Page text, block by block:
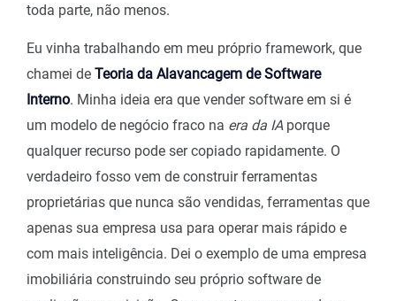
toda parte, não menos.
Eu vinha trabalhando em meu próprio framework, que
chamei de Teoria da Alavancagem de Software
Interno. Minha ideia era que vender software em si é
um modelo de negócio fraco na era da IAporque
qualquer recurso pode ser copiado rapidamente. O
verdadeiro fosso vem de construir ferramentas
proprietárias que nunca são vendidas, ferramentas que
apenas sua empresa usa para operar mais rápido e
com mais inteligência. Dei o exemplo de uma empresa
imobiliária construindo seu próprio software de